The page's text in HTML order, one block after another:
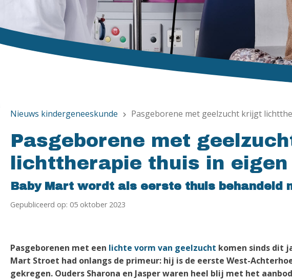
Nieuws kindergeneeskunde chevron_right Pasgeborene met geelzucht krijgt
Pasgeborene met
lichttherapie thuis in eigen
Baby Mart wordt als eerste thuis behandeld
Gepubliceerd op: 05 oktober 2023
Pasgeborenen met een lichte vorm van geelzucht komen sinds dit
Mart Stroet had onlangs de primeur: hij is de eerste West-
gekregen. Ouders Sharona en Jasper waren heel blij met het